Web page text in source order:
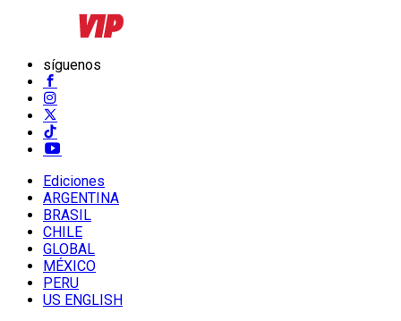
síguenos
Ediciones
ARGENTINA
BRASIL
CHILE
GLOBAL
MÉXICO
PERU
US ENGLISH